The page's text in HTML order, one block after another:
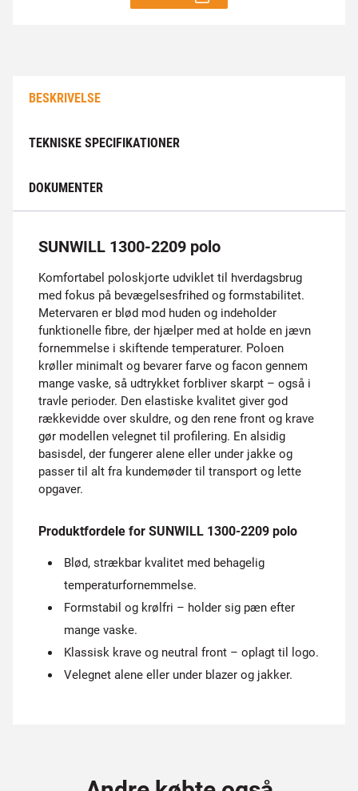
BESKRIVELSE
TEKNISKE SPECIFIKATIONER
DOKUMENTER
SUNWILL 1300-2209 polo
Komfortabel poloskjorte udviklet til hverdagsbrug
med fokus på bevægelsesfrihed og formstabilitet.
Metervaren er blød mod huden og indeholder
funktionelle fibre, der hjælper med at holde en jævn
fornemmelse i skiftende temperaturer. Poloen
krøller minimalt og bevarer farve og facon gennem
mange vaske, så udtrykket forbliver skarpt – også i
travle perioder. Den elastiske kvalitet giver god
rækkevidde over skuldre, og den rene front og krave
gør modellen velegnet til profilering. En alsidig
basisdel, der fungerer alene eller under jakke og
passer til alt fra kundemøder til transport og lette
opgaver.
Produktfordele for SUNWILL 1300-2209 polo
Blød, strækbar kvalitet med behagelig
temperaturfornemmelse.
Formstabil og krølfri – holder sig pæn efter
mange vaske.
Klassisk krave og neutral front – oplagt til logo.
Velegnet alene eller under blazer og jakker.